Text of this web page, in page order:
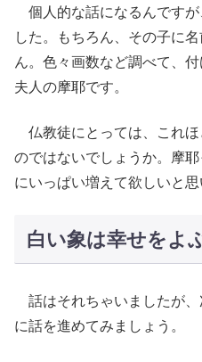
個人的な話になるんですが
した。もちろん、その子に
ん。色々画数など調べて、
夫人の摩耶です。
仏教徒にとっては、これほ
のではないでしょうか。摩
にいっぱい増えて欲しいと思
白い象は幸せをよ
話はそれちゃいましたが
に話を進めてみましょう。